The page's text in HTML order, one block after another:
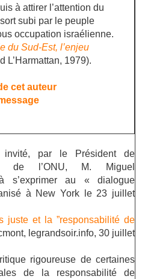
à attirer l’attention du
subi par le peuple
occupation israélienne.
du Sud-Est, l’enjeu
L’Harmattan, 1979).
cet auteur
par le Président de
de l’ONU, M. Miguel
s’exprimer au « dialogue
à New York le 23 juillet
juste et la ”responsabilité de
legrandsoir.info, 30 juillet
rigoureuse de certaines
de la responsabilité de